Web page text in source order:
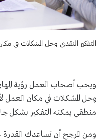
التفكير النقدي وحل المشكلات في
ويحب أصحاب العمل رؤية
وحل المشكلات في مكان
منطقي يمكنه التفكير بشكل
ومن المرجح أن تساعدك القدرة